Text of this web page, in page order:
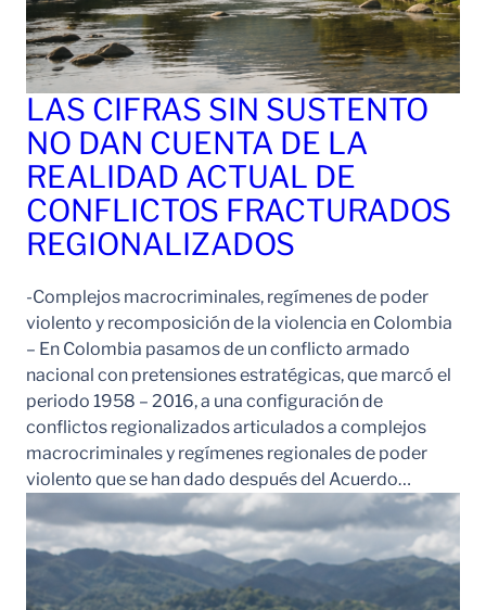
LAS CIFRAS SIN SUSTENTO
NO DAN CUENTA DE LA
REALIDAD ACTUAL DE
CONFLICTOS FRACTURADOS
REGIONALIZADOS
-Complejos macrocriminales, regímenes de poder
violento y recomposición de la violencia en Colombia
– En Colombia pasamos de un conflicto armado
nacional con pretensiones estratégicas, que marcó el
periodo 1958 – 2016, a una configuración de
conflictos regionalizados articulados a complejos
macrocriminales y regímenes regionales de poder
violento que se han dado después del Acuerdo…